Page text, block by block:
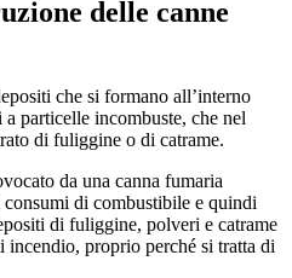
delle canne
che si formano all’interno
particelle incombuste, che nel
di fuliggine o di catrame.
da una canna fumaria
di combustibile e quindi
di fuliggine, polveri e catrame
proprio perché si tratta di